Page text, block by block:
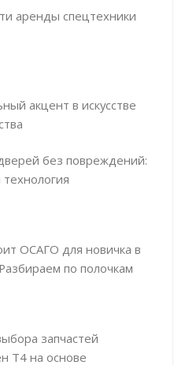
аренды спецтехники
акцент в искусстве
без повреждений:
технология
ОСАГО для новичка в
по полочкам
запчастей
Т4 на основе